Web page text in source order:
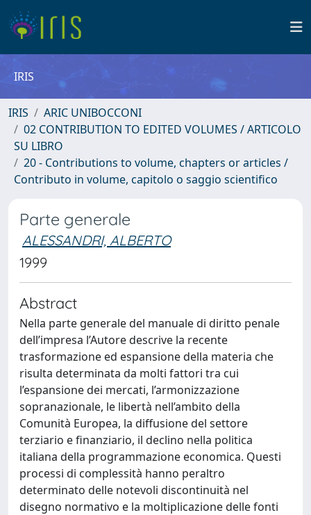
IRIS
IRIS
ARIC UNIBOCCONI
02 CONTRIBUTION TO EDITED VOLUMES / ARTICOLO
SU LIBRO
20 - Contributions to volume, chapters or articles /
Contributo in volume, capitolo o saggio scientifico
Parte generale
ALESSANDRI, ALBERTO
1999
Abstract
Nella parte generale del manuale di diritto penale
dell’impresa l’Autore descrive la recente
trasformazione ed espansione della materia che
risulta determinata da molti fattori tra cui
l’espansione dei mercati, l’armonizzazione
sopranazionale, le libertà nell’ambito della
Comunità Europea, la diffusione del settore
terziario e finanziario, il declino nella politica
italiana della programmazione economica. Questi
processi di complessità hanno peraltro
determinato delle notevoli discontinuità nel
disegno normativo e la moltiplicazione delle fonti